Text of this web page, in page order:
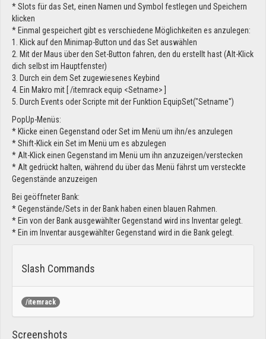
* Slots für das Set, einen Namen und Symbol festlegen und Speichern
klicken
* Einmal gespeichert gibt es verschiedene Möglichkeiten es anzulegen:
1. Klick auf den Minimap-Button und das Set auswählen
2. Mit der Maus über den Set-Button fahren, den du erstellt hast (Alt-Klick
dich selbst im Hauptfenster)
3. Durch ein dem Set zugewiesenes Keybind
4. Ein Makro mit [ /itemrack equip <Setname> ]
5. Durch Events oder Scripte mit der Funktion EquipSet("Setname")
PopUp-Menüs:
* Klicke einen Gegenstand oder Set im Menü um ihn/es anzulegen
* Shift-Klick ein Set im Menü um es abzulegen
* Alt-Klick einen Gegenstand im Menü um ihn anzuzeigen/verstecken
* Alt gedrückt halten, während du über das Menü fährst um versteckte
Gegenstände anzuzeigen
Bei geöffneter Bank:
* Gegenstände/Sets in der Bank haben einen blauen Rahmen.
* Ein von der Bank ausgewählter Gegenstand wird ins Inventar gelegt.
* Ein im Inventar ausgewählter Gegenstand wird in die Bank gelegt.
Slash Commands
/itemrack
Screenshots